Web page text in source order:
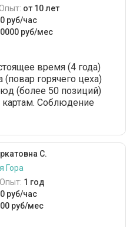
от 10 лет
руб/час
руб/мес
время (4 года)
горячего цеха)
(более 50 позиций)
картам. Соблюдение
С.
Гора
Опыт: 1 год
руб/час
руб/мес